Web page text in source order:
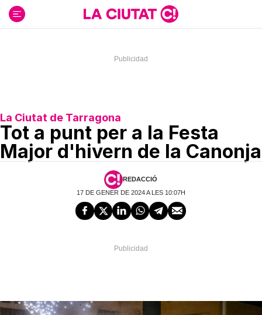
contenido
La Ciutat de Tarragona
Tot a punt per a la Festa
Major d'hivern de la Canonja
REDACCIÓ
17 DE GENER DE 2024 A LES 10:07H